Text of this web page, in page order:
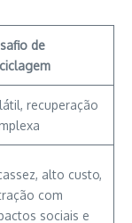
de
recuperação
alto custo,
com
sociais e